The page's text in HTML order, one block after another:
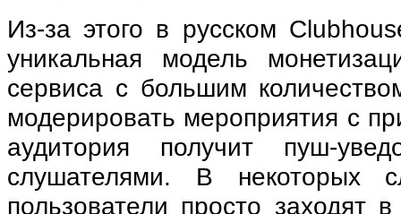
Из-за этого в русском
уникальная модель
сервиса с большим
модерировать мероприятия с
аудитория получит пуш-
слушателями. В некоторых
пользователи просто заходят